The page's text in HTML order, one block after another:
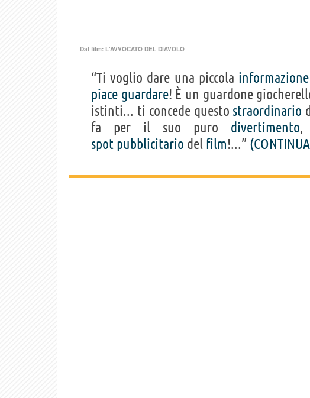
Dal film: L'AVVOCATO DEL DIAVOLO
“Ti voglio dare una piccola informazione
piace guardare! È un guardone
istinti... ti concede questo straordinario
fa per il suo puro divertimento,
spot pubblicitario del film!...”